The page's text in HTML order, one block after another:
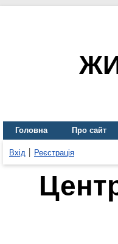
Головна Про сайт
Вхід Реєстрація